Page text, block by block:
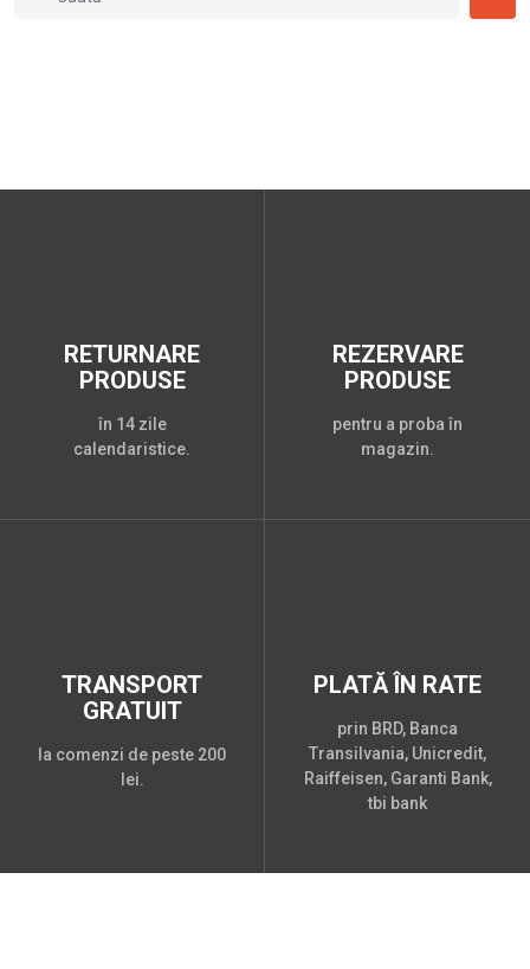
RETURNARE
PRODUSE
în 14 zile
calendaristice.
REZERVARE
PRODUSE
pentru a proba în
magazin.
TRANSPORT
GRATUIT
la comenzi de peste 200
lei.
PLATĂ ÎN RATE
prin BRD, Banca
Transilvania, Unicredit,
Raiffeisen, Garanti Bank,
tbi bank